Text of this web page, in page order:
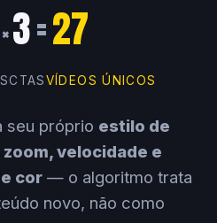
×3=27
CTASVÍDEOS ÚNICOS
seu próprio estilo de
velocidade e
cor — o algoritmo trata
novo, não como